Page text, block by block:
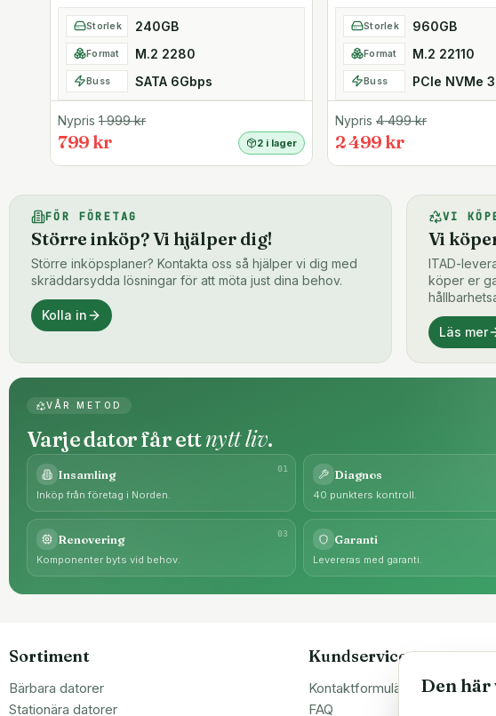
Storlek 240GB
Format M.2 2280
Buss SATA 6Gbps
Nypris 1 999kr
799 kr 2 i lager
Storlek 960GB
Format M.2 22110
Buss PCIe NVMe
Nypris 4 499kr
2 499 kr
FÖR FÖRETAG
Större inköp? Vi hjälper dig!
Större inköpsplaner? Kontakta oss så hjälper vi dig med
skräddarsydda lösningar för att möta just dina behov.
Kolla in
VI
Vi
ITAD-
köper er
Läs mer
VÅR METOD
Varje dator får ettnytt liv.
01
Insamling
Inköp från företag i Norden.
Diagnos
40 punkters kontroll.
03
Renovering
Komponenter byts vid behov.
Garanti
Levereras med garanti.
Sortiment
Bärbara datorer
Stationära datorer
Kundservice
Kontaktformulär
FAQ
Den här